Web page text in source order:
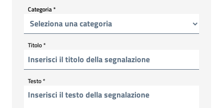
Categoria*
Titolo*
Testo*